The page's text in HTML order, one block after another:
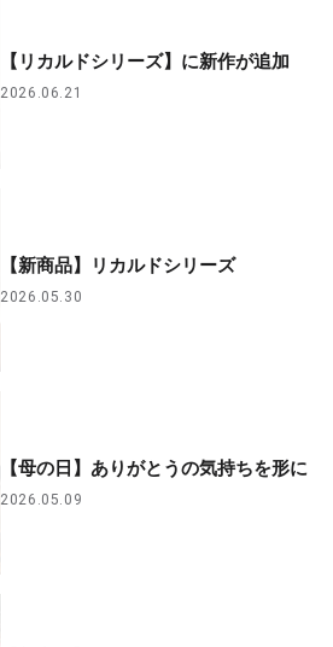
【リカルドシリーズ】に新作が追加
2026.06.21
【新商品】リカルドシリーズ
2026.05.30
【母の日】ありがとうの気持ちを形に
2026.05.09